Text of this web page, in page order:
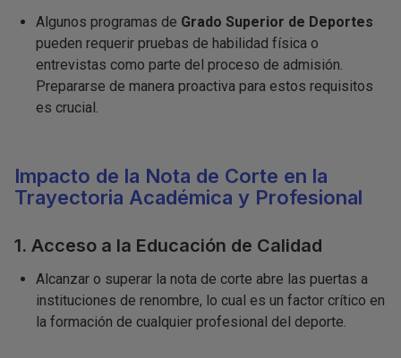
Algunos programas de Grado Superior de Deportes
pueden requerir pruebas de habilidad física o
entrevistas como parte del proceso de admisión.
Prepararse de manera proactiva para estos requisitos
es crucial.
Impacto de la Nota de Corte en la
Trayectoria Académica y Profesional
1. Acceso a la Educación de Calidad
Alcanzar o superar la nota de corte abre las puertas a
instituciones de renombre, lo cual es un factor crítico en
la formación de cualquier profesional del deporte.